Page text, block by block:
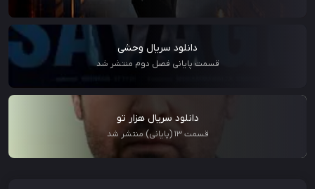
دانلود سریال وحشی
قسمت پایانی فصل دوم منتشر شد
دانلود سریال هزار تو
قسمت 13 (پایانی) منتشر شد